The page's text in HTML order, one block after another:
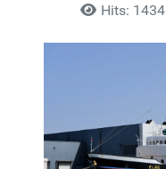
Hits: 1434